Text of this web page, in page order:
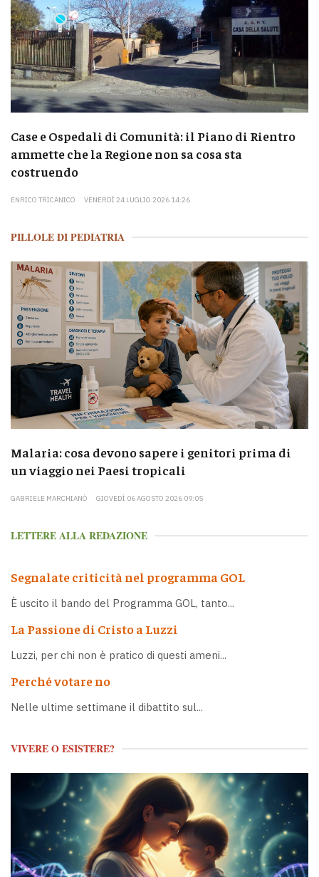
Case e Ospedali di Comunità: il Piano di Rientro
ammette che la Regione non sa cosa sta
costruendo
ENRICO TRICANICO VENERDÌ 24 LUGLIO 2026 14:26
PILLOLE DI PEDIATRIA
Malaria: cosa devono sapere i genitori prima di
un viaggio nei Paesi tropicali
GABRIELE MARCHIANÒ GIOVEDÌ 06 AGOSTO 2026 09:05
LETTERE ALLA REDAZIONE
Segnalate criticità nel programma GOL
È uscito il bando del Programma GOL, tanto...
La Passione di Cristo a Luzzi
Luzzi, per chi non è pratico di questi ameni...
Perché votare no
Nelle ultime settimane il dibattito sul...
VIVERE O ESISTERE?